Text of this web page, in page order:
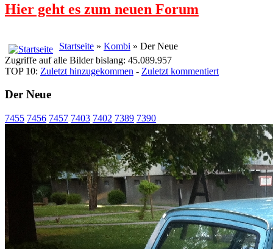
Hier geht es zum neuen Forum
Startseite » Kombi » Der Neue
Zugriffe auf alle Bilder bislang: 45.089.957
TOP 10: Zuletzt hinzugekommen - Zuletzt kommentiert
Der Neue
7455 7456 7457 7403 7402 7389 7390